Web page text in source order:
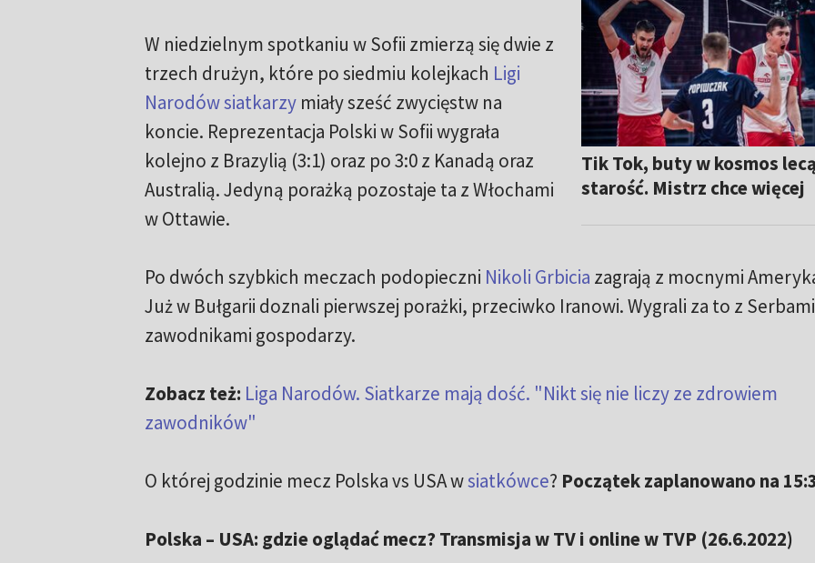
Tik Tok, buty w kosmos
starość. Mistrz chce więcej
W niedzielnym spotkaniu w Sofii zmierzą się dwie z
trzech drużyn, które po siedmiu kolejkach Ligi
Narodów siatkarzymiały sześć zwycięstw na
koncie. Reprezentacja Polski w Sofii wygrała
kolejno z Brazylią (3:1) oraz po 3:0 z Kanadą oraz
Australią. Jedyną porażką pozostaje ta z Włochami
w Ottawie.
Po dwóch szybkich meczach podopieczni Nikoli Grbicia zagrają z mocnymi
Już w Bułgarii doznali pierwszej porażki, przeciwko Iranowi. Wygrali za to z
zawodnikami gospodarzy.
Zobacz też: Liga Narodów. Siatkarze mają dość. "Nikt się nie liczy ze zdrowiem
zawodników"
O której godzinie mecz Polska vs USA wsiatkówce? Początek zaplanowano na
Polska – USA: gdzie oglądać mecz? Transmisja w TV i online w TVP (26.6.2022)